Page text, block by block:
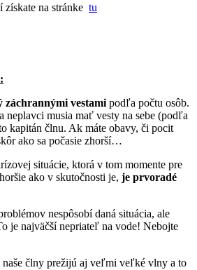
na stránke tu
záchrannými vestami podľa počtu osôb.
neplavci musia mať vesty na sebe (podľa
kapitán člnu. Ak máte obavy, či pocit
ako sa počasie zhorší…
situácie, ktorá v tom momente pre
ako v skutočnosti je, je prvoradé
nespôsobí daná situácia, ale
je najväčší nepriateľ na vode! Nebojte
naše člny prežijú aj veľmi veľké vlny a to